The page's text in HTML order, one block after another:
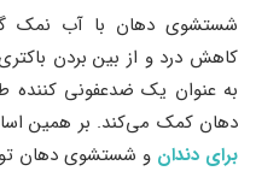
شستشوی دهان با آب نمک
کاهش درد و از بین بردن
به عنوان یک ضدعفونی کننده
دهان کمک می‌کند. بر همین
برای دندان و شستشوی دهان